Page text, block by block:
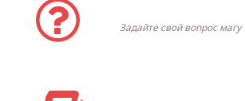
Задайте свой вопрос магу